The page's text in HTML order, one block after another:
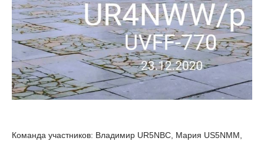
Команда участников: Владимир UR5NBC, Мария US5NMM,